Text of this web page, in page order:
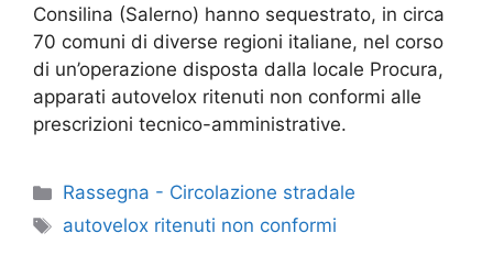
Consilina (Salerno) hanno sequestrato, in circa
70 comuni di diverse regioni italiane, nel corso
di un’operazione disposta dalla locale Procura,
apparati autovelox ritenuti non conformi alle
prescrizioni tecnico-amministrative.
Categorie
Rassegna - Circolazione stradale
Tag
autovelox ritenuti non conformi